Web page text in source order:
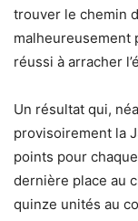
trouver le chemin
malheureusement
réussi à arracher
Un résultat qui,
provisoirement la
points pour
dernière place au
quinze unités au